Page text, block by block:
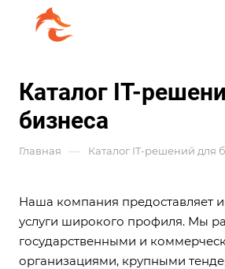
Каталог IT-
бизнеса
Главная — Каталог IT-решений для
Наша компания предоставляет
услуги широкого профиля. Мы
государственными и
организациями, крупными